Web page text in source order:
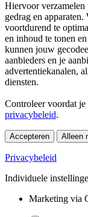
Hiervoor verzamelen
gedrag en
voortdurend te
en inhoud te tonen
kunnen jouw
aanbieders en je
advertentiekanalen,
diensten.
Controleer voordat je
privacybeleid.
Accepteren Alleen
Privacybeleid
Individuele
Marketing via